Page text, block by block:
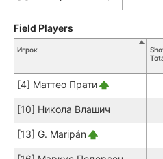
Игрок
[4] Маттео Прати
[10] Никола Влашич
[13] G. Maripán
Field Players